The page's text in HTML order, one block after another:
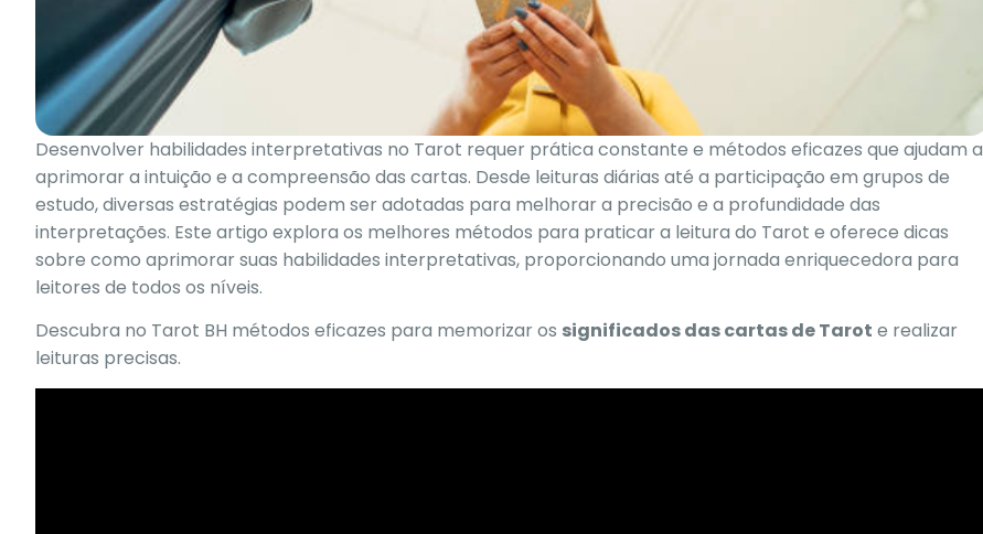
Desenvolver habilidades interpretativas no Tarot requer prática constante e métodos eficazes que ajudam a
aprimorar a intuição e a compreensão das cartas. Desde leituras diárias até a participação em grupos de
estudo, diversas estratégias podem ser adotadas para melhorar a precisão e a profundidade das
interpretações. Este artigo explora os melhores métodos para praticar a leitura do Tarot e oferece dicas
sobre como aprimorar suas habilidades interpretativas, proporcionando uma jornada enriquecedora para
leitores de todos os níveis.
Descubra no Tarot BH métodos eficazes para memorizar os significados das cartas de Tarot e realizar
leituras precisas.